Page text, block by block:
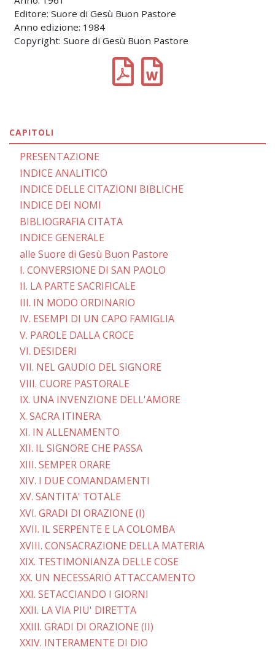
Editore: Suore di Gesù Buon Pastore
Anno edizione: 1984
Copyright: Suore di Gesù Buon Pastore
CAPITOLI
PRESENTAZIONE
INDICE ANALITICO
INDICE DELLE CITAZIONI BIBLICHE
INDICE DEI NOMI
BIBLIOGRAFIA CITATA
INDICE GENERALE
alle Suore di Gesù Buon Pastore
I. CONVERSIONE DI SAN PAOLO
II. LA PARTE SACRIFICALE
III. IN MODO ORDINARIO
IV. ESEMPI DI UN CAPO FAMIGLIA
V. PAROLE DALLA CROCE
VI. DESIDERI
VII. NEL GAUDIO DEL SIGNORE
VIII. CUORE PASTORALE
IX. UNA INVENZIONE DELL'AMORE
X. SACRA ITINERA
XI. IN ALLENAMENTO
XII. IL SIGNORE CHE PASSA
XIII. SEMPER ORARE
XIV. I DUE COMANDAMENTI
XV. SANTITA' TOTALE
XVI. GRADI DI ORAZIONE (I)
XVII. IL SERPENTE E LA COLOMBA
XVIII. CONSACRAZIONE DELLA MATERIA
XIX. TESTIMONIANZA DELLE COSE
XX. UN NECESSARIO ATTACCAMENTO
XXI. SETACCIANDO I GIORNI
XXII. LA VIA PIU' DIRETTA
XXIII. GRADI DI ORAZIONE (II)
XXIV. INTERAMENTE DI DIO